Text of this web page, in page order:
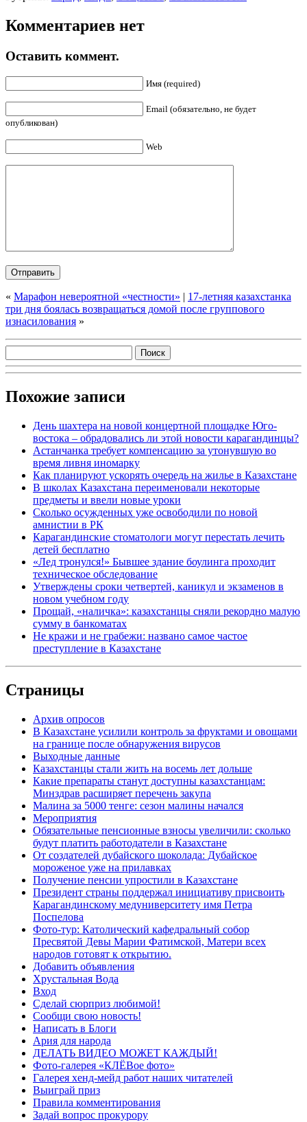
Комментариев нет
Оставить коммент.
Имя (required)
Email (обязательно, не будет
опубликован)
Web
« Марафон невероятной «честности» | 17-летняя казахстанка
три дня боялась возвращаться домой после группового
изнасилования »
Похожие записи
День шахтера на новой концертной площадке Юго-
востока – обрадовались ли этой новости карагандинцы?
Астанчанка требует компенсацию за утонувшую во
время ливня иномарку
Как планируют ускорять очередь на жилье в Казахстане
В школах Казахстана переименовали некоторые
предметы и ввели новые уроки
Сколько осужденных уже освободили по новой
амнистии в РК
Карагандинские стоматологи могут перестать лечить
детей бесплатно
«Лед тронулся!» Бывшее здание боулинга проходит
техническое обследование
Утверждены сроки четвертей, каникул и экзаменов в
новом учебном году
Прощай, «наличка»: казахстанцы сняли рекордно малую
сумму в банкоматах
Не кражи и не грабежи: названо самое частое
преступление в Казахстане
Страницы
Архив опросов
В Казахстане усилили контроль за фруктами и овощами
на границе после обнаружения вирусов
Выходные данные
Казахстанцы стали жить на восемь лет дольше
Какие препараты станут доступны казахстанцам:
Минздрав расширяет перечень закупа
Малина за 5000 тенге: сезон малины начался
Мероприятия
Обязательные пенсионные взносы увеличили: сколько
будут платить работодатели в Казахстане
От создателей дубайского шоколада: Дубайское
мороженое уже на прилавках
Получение пенсии упростили в Казахстане
Президент страны поддержал инициативу присвоить
Карагандинскому медуниверситету имя Петра
Поспелова
Фото-тур: Католический кафедральный собор
Пресвятой Девы Марии Фатимской, Матери всех
народов готовят к открытию.
Добавить объявления
Хрустальная Вода
Вход
Сделай сюрприз любимой!
Сообщи свою новость!
Написать в Блоги
Ария для народа
ДЕЛАТЬ ВИДЕО МОЖЕТ КАЖДЫЙ!
Фото-галерея «КЛЁВое фото»
Галерея хенд-мейд работ наших читателей
Выиграй приз
Правила комментирования
Задай вопрос прокурору